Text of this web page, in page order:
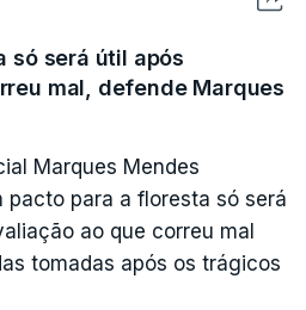
referiu.
ao fogo, José Requeijo,
adversa, como o
a exaustão dos próprios
só será útil após
mal, defende Marques
Marques Mendes
pacto para a floresta só será
ao que correu mal
tomadas após os trágicos